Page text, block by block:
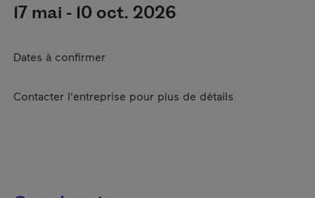
17 mai - 10 oct. 2026
Dates à confirmer
Contacter l'entreprise pour plus de détails